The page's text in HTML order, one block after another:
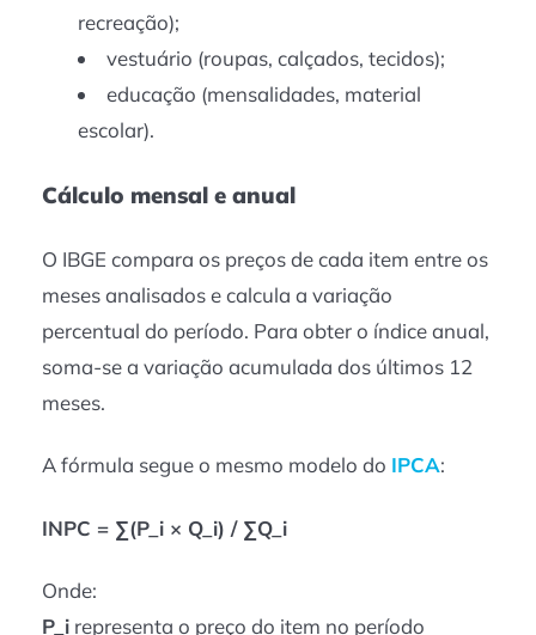
recreação);
vestuário (roupas, calçados, tecidos);
educação (mensalidades, material
escolar).
Cálculo mensal e anual
O IBGE compara os preços de cada item entre os
meses analisados e calcula a variação
percentual do período. Para obter o índice anual,
soma-se a variação acumulada dos últimos 12
meses.
A fórmula segue o mesmo modelo do IPCA:
INPC = ∑(P_i × Q_i) / ∑Q_i
Onde:
P_i representa o preço do item no período